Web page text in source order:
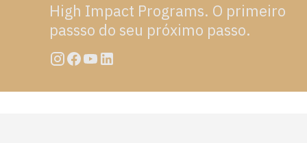
High Impact Programs. O primeiro
passso do seu próximo passo.